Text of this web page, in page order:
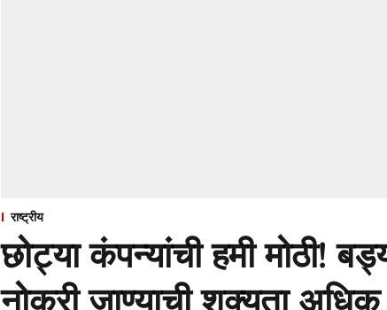
राष्ट्रीय
छोट्या कंपन्यांची हमी मोठी!
नोकरी जाण्याची शक्यता